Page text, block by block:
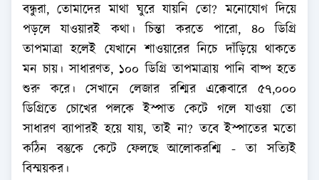
বন্ধুরা, তোমাদের মাথা ঘুরে যায়নি তো? মনোযোগ দিয়ে
পড়লে যাওয়ারই কথা। চিন্তা করতে পারো, ৪০ ডিগ্রি
তাপমাত্রা হলেই যেখানে শাওয়ারের নিচে দাঁড়িয়ে থাকতে
মন চায়। সাধারণত, ১০০ ডিগ্রি তাপমাত্রায় পানি বাষ্প হতে
শুরু করে। সেখানে লেজার রশ্মির এক্কেবারে ৫৭,০০০
ডিগ্রিতে চোখের পলকে ইস্পাত কেটে গলে যাওয়া তো
সাধারণ ব্যাপারই হয়ে যায়, তাই না? তবে ইস্পাতের মতো
কঠিন বস্তুকে কেটে ফেলছে আলোকরশ্মি - তা সত্যিই
বিস্ময়কর।